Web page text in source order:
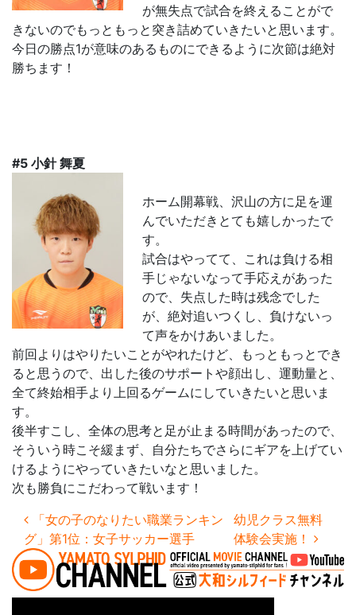
が無失点で試合を終えることがで
きないのでもっともっと突き詰めていきたいと思います。
今日の勝点1が意味のあるものにできるように次節は絶対
勝ちます！
#5 小針 舞夏
ホーム開幕戦、沢山の方に足を運
んでいただきとても嬉しかったで
す。
試合はやってて、これは負ける相
手じゃないなって手応えがあった
ので、失点した時は残念でした
が、絶対追いつくし、負けないっ
て声をかけあいました。
前回よりはやりたいことがやれたけど、もっともっとでき
ると思うので、出した後のサポートや顔出し、運動量と、
全て終始相手より上回るゲームにしていきたいと思いま
す。
後半すこし、全体の思考と足が止まる時間があったので、
そういう時こそ緩まず、自分たちでさらにギアを上げてい
けるようにやっていきたいなと思いました。
次も勝負にこだわって戦います！
投稿ナビゲーション
「女の子のなりたい職業ランキン
グ」第1位：女子サッカー選手
幼児クラス無料
体験会実施！